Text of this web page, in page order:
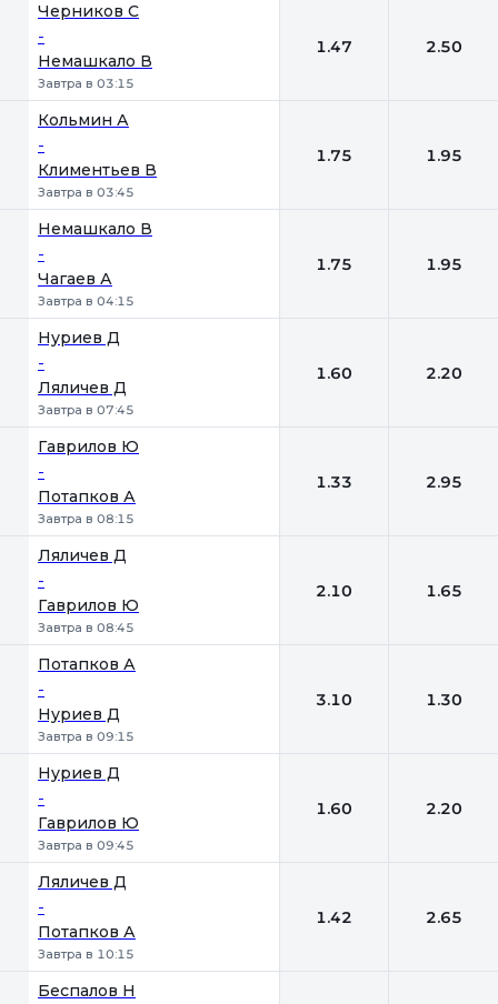
Черников С
-
Немашкало В
Завтра в 03:15
1.47 2.50
Кольмин А
-
Климентьев В
Завтра в 03:45
1.75 1.95
Немашкало В
-
Чагаев А
Завтра в 04:15
1.75 1.95
Нуриев Д
-
Ляличев Д
Завтра в 07:45
1.60 2.20
Гаврилов Ю
-
Потапков А
Завтра в 08:15
1.33 2.95
Ляличев Д
-
Гаврилов Ю
Завтра в 08:45
2.10 1.65
Потапков А
-
Нуриев Д
Завтра в 09:15
3.10 1.30
Нуриев Д
-
Гаврилов Ю
Завтра в 09:45
1.60 2.20
Ляличев Д
-
Потапков А
Завтра в 10:15
1.42 2.65
Беспалов Н